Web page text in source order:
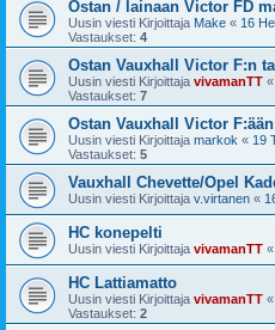
Ostan / lainaan Victor FD
Uusin viesti Kirjoittaja Make « 16
Vastaukset: 4
Ostan Vauxhall Victor F:n
Uusin viesti Kirjoittaja vivamanTT «
Vastaukset: 7
Ostan Vauxhall Victor
Uusin viesti Kirjoittaja markok « 19
Vastaukset: 5
Vauxhall Chevette/Opel
Uusin viesti Kirjoittaja v.virtanen «
HC konepelti
Uusin viesti Kirjoittaja vivamanTT «
HC Lattiamatto
Uusin viesti Kirjoittaja vivamanTT «
Vastaukset: 2